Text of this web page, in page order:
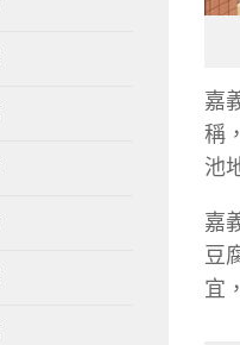
嘉
稱
池
嘉
豆
宜